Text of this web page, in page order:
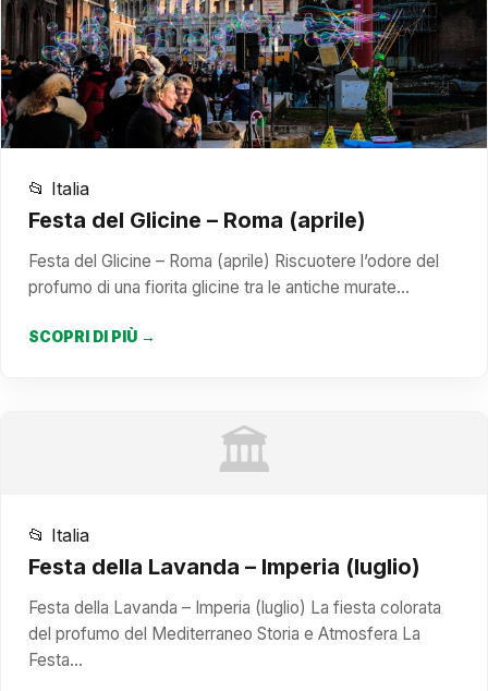
📂 Italia
Festa del Glicine – Roma (aprile)
Festa del Glicine – Roma (aprile) Riscuotere l’odore del
profumo di una fiorita glicine tra le antiche murate…
SCOPRI DI PIÙ →
🏛️
📂 Italia
Festa della Lavanda – Imperia (luglio)
Festa della Lavanda – Imperia (luglio) La fiesta colorata
del profumo del Mediterraneo Storia e Atmosfera La
Festa…